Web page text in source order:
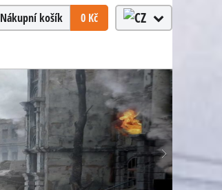
Nákupní košík 0 Kč